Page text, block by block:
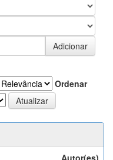
Ordenar
Autor(es)